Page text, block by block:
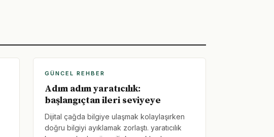
GÜNCEL REHBER
Adım adım yaratıcılık:
başlangıçtan ileri seviyeye
Dijital çağda bilgiye ulaşmak kolaylaşırken
doğru bilgiyi ayıklamak zorlaştı. yaratıcılık